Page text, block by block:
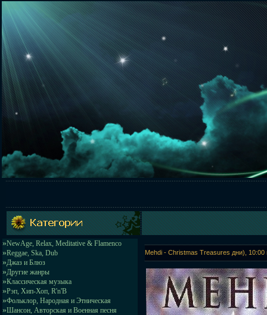
»NewAge, Relax, Meditative & Flamenco
»Reggae, Ska, Dub
»Джаз и Блюз
»Другие жанры
»Классическая музыка
»Рэп, Хип-Хоп, R'n'B
»Фольклор, Народная и Этническая
»Шансон, Авторская и Военная песня
Mehdi - Christmas Treasures дни),